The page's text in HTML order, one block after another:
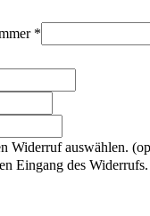
*
Widerruf auswählen.
Eingang des